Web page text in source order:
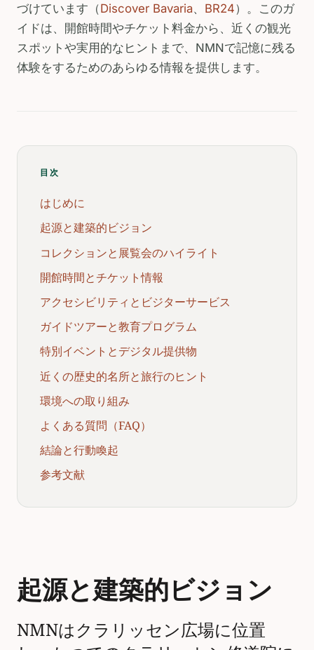
づけています（Discover Bavaria、 BR24）。このガ
イドは、開館時間やチケット料金から、近くの観光
スポットや実用的なヒントまで、NMNで記憶に残る
体験をするためのあらゆる情報を提供します。
目次
はじめに
起源と建築的ビジョン
コレクションと展覧会のハイライト
開館時間とチケット情報
アクセシビリティとビジターサービス
ガイドツアーと教育プログラム
特別イベントとデジタル提供物
近くの歴史的名所と旅行のヒント
環境への取り組み
よくある質問（FAQ）
結論と行動喚起
参考文献
起源と建築的ビジョン
NMNはクラリッセン広場に位置